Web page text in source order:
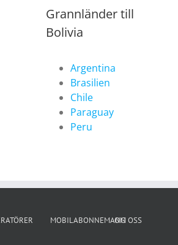
Grannländer till
Bolivia
Argentina
Brasilien
Chile
Paraguay
Peru
MOBILABONNEMANGOM OSS